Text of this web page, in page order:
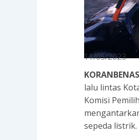
11/05/2023
lalu lintas
Komisi
sepeda listrik.